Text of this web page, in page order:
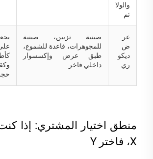
والولا
ئم
عر
ض
ديكو
ري
صينية تزيين، صينية
للمجوهرات، قاعدة للشموع،
طبق عرض وإكسسوار
داخلي فاخر
منطق اختيار المشتري: إذا
X، فاختر Y